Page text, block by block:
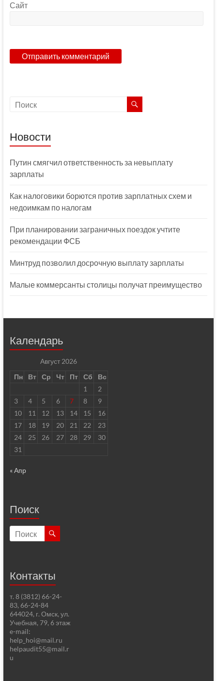
Сайт
Новости
Путин смягчил ответственность за невыплату
зарплаты
Как налоговики борются против зарплатных схем и
недоимкам по налогам
При планировании заграничных поездок учтите
рекомендации ФСБ
Минтруд позволил досрочную выплату зарплаты
Малые коммерсанты столицы получат преимущество
Календарь
Август 2026
Пн
Вт Ср Чт Пт Сб
Вс
1
2
3
4 5 6 7 8
9
10
11 12 13 14 15
16
17
18 19 20 21 22
23
24
25 26 27 28 29
30
31
« Апр
Поиск
Контакты
т. 8 (3812) 66-24-
83, 66-24-84
644024, г. Омск, ул.
Учебная, 79, 6 этаж
e-mail:
help_hoi@mail.ru
helpaudit55@mail.r
u